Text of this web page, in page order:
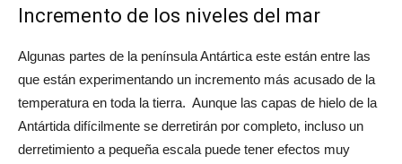
Incremento de los niveles del mar
Algunas partes de la península Antártica este están entre las
que están experimentando un incremento más acusado de la
temperatura en toda la tierra. Aunque las capas de hielo de la
Antártida difícilmente se derretirán por completo, incluso un
derretimiento a pequeña escala puede tener efectos muy